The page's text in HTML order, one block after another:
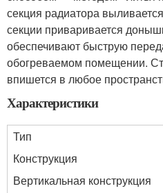
секция радиатора
секции приваривается
обеспечивают быструю
обогреваемом помещении.
впишется в любое
Характеристики
Тип
Конструкция
Вертикальная конструкция